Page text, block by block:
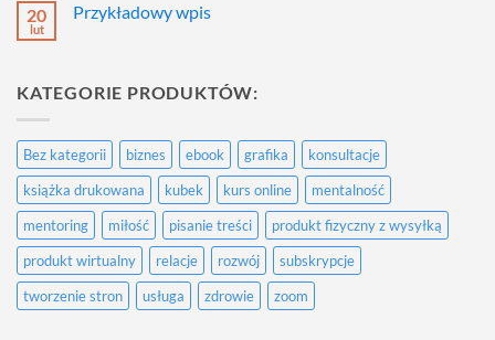
Przykładowy
20
lut
Przykładowy wpis
wpis
KATEGORIE PRODUKTÓW:
Bez kategorii biznes ebook grafika
konsultacje
książka drukowana
kubek kurs online
mentalność
mentoring
miłość pisanie treści
produkt fizyczny z wysyłką
produkt wirtualny
relacje rozwój
subskrypcje
tworzenie stron
usługa zdrowie zoom